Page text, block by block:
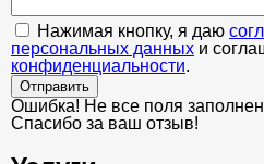
Нажимая кнопку, я даю
персональных данных и
конфиденциальности.
Отправить
Ошибка! Не все поля
Спасибо за ваш отзыв!